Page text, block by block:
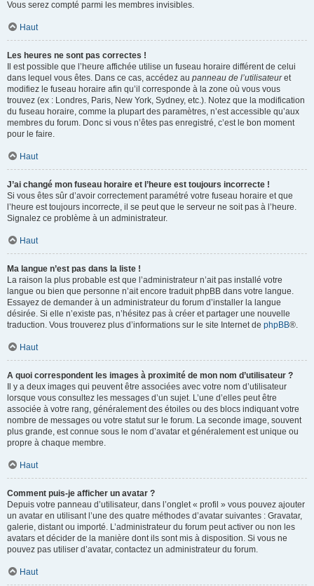
Vous serez compté parmi les membres invisibles.
Haut
Les heures ne sont pas correctes !
Il est possible que l’heure affichée utilise un fuseau horaire différent de celui
dans lequel vous êtes. Dans ce cas, accédez au panneau de l’utilisateuret
modifiez le fuseau horaire afin qu’il corresponde à la zone où vous vous
trouvez (ex : Londres, Paris, New York, Sydney, etc.). Notez que la modification
du fuseau horaire, comme la plupart des paramètres, n’est accessible qu’aux
membres du forum. Donc si vous n’êtes pas enregistré, c’est le bon moment
pour le faire.
Haut
J’ai changé mon fuseau horaire et l’heure est toujours incorrecte !
Si vous êtes sûr d’avoir correctement paramétré votre fuseau horaire et que
l’heure est toujours incorrecte, il se peut que le serveur ne soit pas à l’heure.
Signalez ce problème à un administrateur.
Haut
Ma langue n’est pas dans la liste !
La raison la plus probable est que l’administrateur n’ait pas installé votre
langue ou bien que personne n’ait encore traduit phpBB dans votre langue.
Essayez de demander à un administrateur du forum d’installer la langue
désirée. Si elle n’existe pas, n’hésitez pas à créer et partager une nouvelle
traduction. Vous trouverez plus d’informations sur le site Internet de phpBB®.
Haut
A quoi correspondent les images à proximité de mon nom d’utilisateur ?
Il y a deux images qui peuvent être associées avec votre nom d’utilisateur
lorsque vous consultez les messages d’un sujet. L’une d’elles peut être
associée à votre rang, généralement des étoiles ou des blocs indiquant votre
nombre de messages ou votre statut sur le forum. La seconde image, souvent
plus grande, est connue sous le nom d’avatar et généralement est unique ou
propre à chaque membre.
Haut
Comment puis-je afficher un avatar ?
Depuis votre panneau d’utilisateur, dans l’onglet « profil » vous pouvez ajouter
un avatar en utilisant l’une des quatre méthodes d’avatar suivantes : Gravatar,
galerie, distant ou importé. L’administrateur du forum peut activer ou non les
avatars et décider de la manière dont ils sont mis à disposition. Si vous ne
pouvez pas utiliser d’avatar, contactez un administrateur du forum.
Haut